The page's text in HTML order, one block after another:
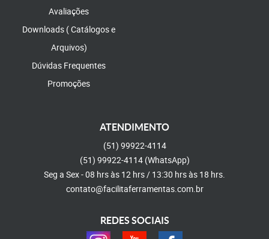
Avaliações
Downloads ( Catálogos e
Arquivos)
Dúvidas Frequentes
Promoções
ATENDIMENTO
(51) 99922-4114
(51) 99922-4114 (WhatsApp)
Seg a Sex - 08 hrs às 12 hrs / 13:30 hrs às 18 hrs.
contato@facilitaferramentas.com.br
REDES SOCIAIS